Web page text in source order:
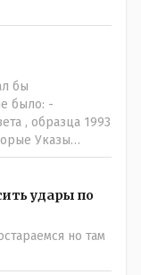
бы
было: -
, образца 1993
Указы
и перевыборов и
и тогда
бунтарский
знакомо -
-
Председатель
и причём
удары по
но там